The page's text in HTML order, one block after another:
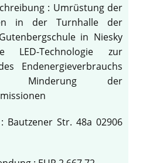
: Umrüstung der
in der Turnhalle der
in Niesky
LED-Technologie zur
Endenergieverbrauchs
der
Bautzener Str. 48a 02906